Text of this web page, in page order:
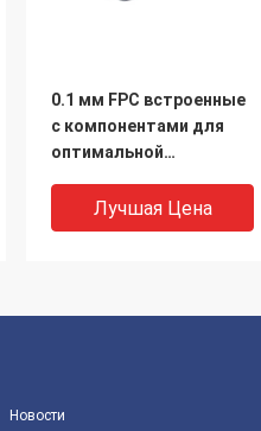
0.1 мм FPC встроенные
с компонентами для
оптимальной
Лучшая Цена
Новости